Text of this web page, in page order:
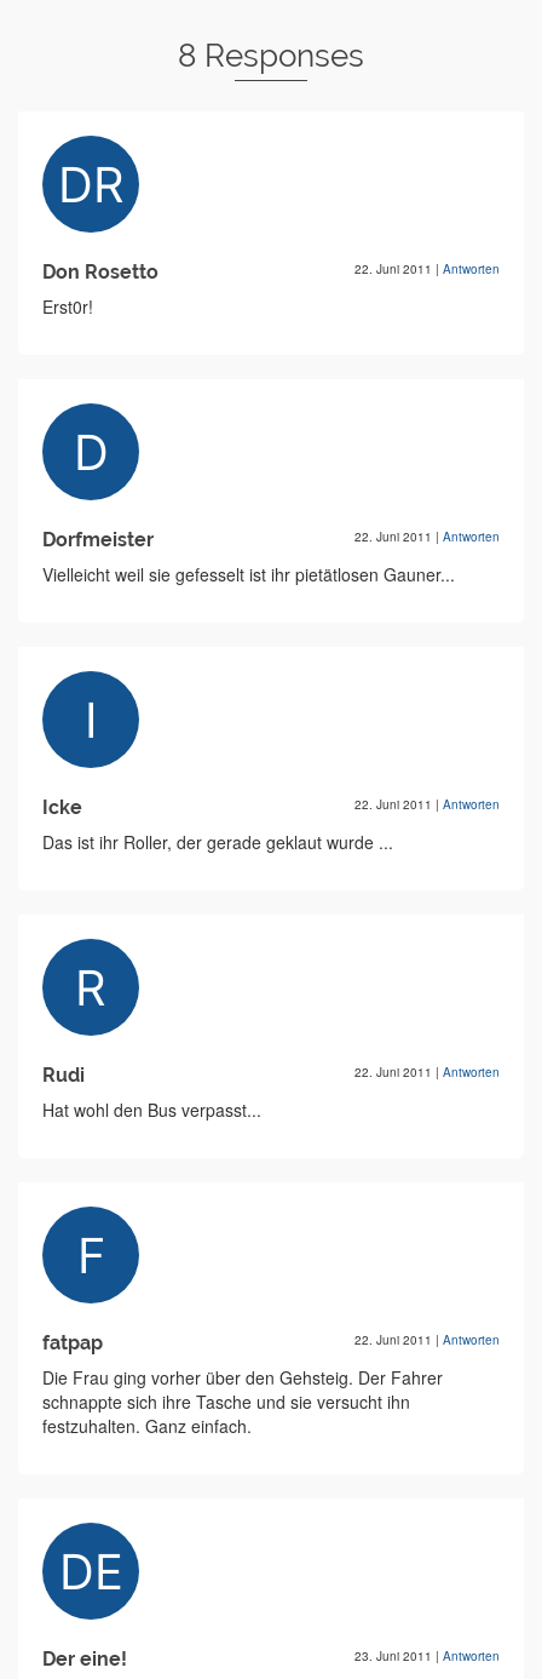
8 Responses
Don Rosetto 22. Juni 2011 | Antworten
Erst0r!
Dorfmeister 22. Juni 2011 | Antworten
Vielleicht weil sie gefesselt ist ihr pietätlosen Gauner...
Icke 22. Juni 2011 | Antworten
Das ist ihr Roller, der gerade geklaut wurde ...
Rudi 22. Juni 2011 | Antworten
Hat wohl den Bus verpasst...
fatpap 22. Juni 2011 | Antworten
Die Frau ging vorher über den Gehsteig. Der Fahrer
schnappte sich ihre Tasche und sie versucht ihn
festzuhalten. Ganz einfach.
Der eine! 23. Juni 2011 | Antworten